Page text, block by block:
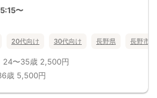
〜
20代向け 30代向け 長野県 長野市
24〜35歳 2,500円
歳 5,500円